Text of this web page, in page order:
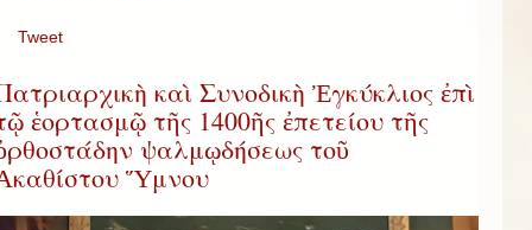
Tweet
καὶ Συνοδικὴ Ἐγκύκλιος ἐπὶ
ἑορτασμῷ τῆς 1400ῆς ἐπετείου τῆς
ψαλμῳδήσεως τοῦ
Ὕμνου